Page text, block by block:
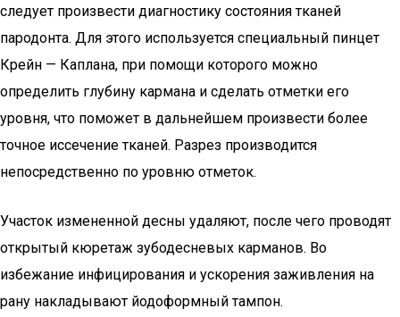
следует произвести диагностику состояния тканей
пародонта. Для этого используется специальный пинцет
Крейн — Каплана, при помощи которого можно
определить глубину кармана и сделать отметки его
уровня, что поможет в дальнейшем произвести более
точное иссечение тканей. Разрез производится
непосредственно по уровню отметок.
Участок измененной десны удаляют, после чего проводят
открытый кюретаж зубодесневых карманов. Во
избежание инфицирования и ускорения заживления на
рану накладывают йодоформный тампон.